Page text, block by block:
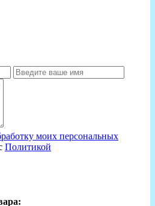
моих персональных
Политикой